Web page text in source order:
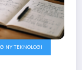
NY TEKNOLOGI